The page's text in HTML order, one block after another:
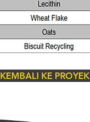
KEMBALI KE PROYEK